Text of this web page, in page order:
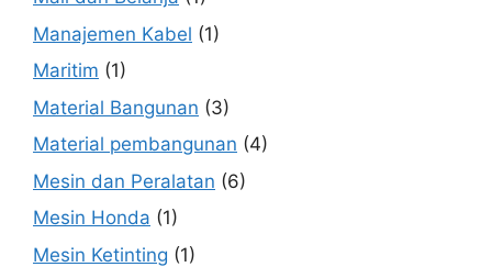
Manajemen Kabel (1)
Maritim (1)
Material Bangunan (3)
Material pembangunan (4)
Mesin dan Peralatan (6)
Mesin Honda (1)
Mesin Ketinting (1)